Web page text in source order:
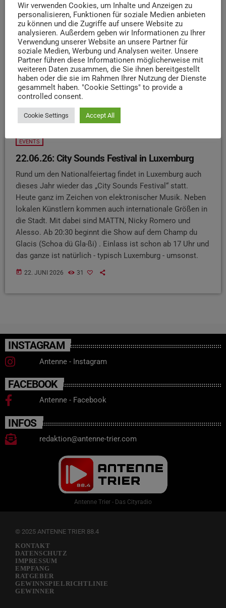
insert_link
EVENTS
22.06.26: City Sounds Festival in Luxemburg
Rund um den Nationalfeiertag findet in Luxemburg auch
dieses Jahr wieder das „City Sounds Festival“ statt.
Heute ganz im Zeichen von elektronischer Musik. Neben
lokalen Künstlern kommen auch internationale Größen in
die Stadt. Mit dabei sind MATTN, Nicky Romero und
Alesso. Ab 20:30 beginnt die Show auf dem Champ du
Glacis (Schoa dü Gla-ßi) . Einlass ist schon ab 17 Uhr und
das ganze ist natürlich - typisch Luxemburg - umsonst.
today 22. JUNI 2026 31
INSTAGRAM
Antenne - Instagram
FACEBOOK
Antenne - Facebook
INFOS
redaktion@antenne-trier.com
Antenne Trier - Das Cityradio
© 2025 ANTENNE TRIER 88.4
KONTAKT
DATENSCHUTZ
IMPRESSUM
EMPFANG
RATGEBER
GEWINNSPIELRICHTLINIE
GEWINNER
Wir verwenden Cookies, um Inhalte und Anzeigen zu
personalisieren, Funktionen für soziale Medien anbieten
zu können und die Zugriffe auf unsere Website zu
analysieren. Außerdem geben wir Informationen zu Ihrer
Verwendung unserer Website an unsere Partner für
soziale Medien, Werbung und Analysen weiter. Unsere
Partner führen diese Informationen möglicherweise mit
weiteren Daten zusammen, die Sie ihnen bereitgestellt
haben oder die sie im Rahmen Ihrer Nutzung der Dienste
gesammelt haben. "Cookie Settings" to provide a
controlled consent.
Cookie Settings Accept All